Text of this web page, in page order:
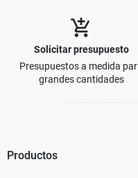
add_shopping_cart
Solicitar presupuesto
Presupuestos a medida
grandes cantidades
Productos